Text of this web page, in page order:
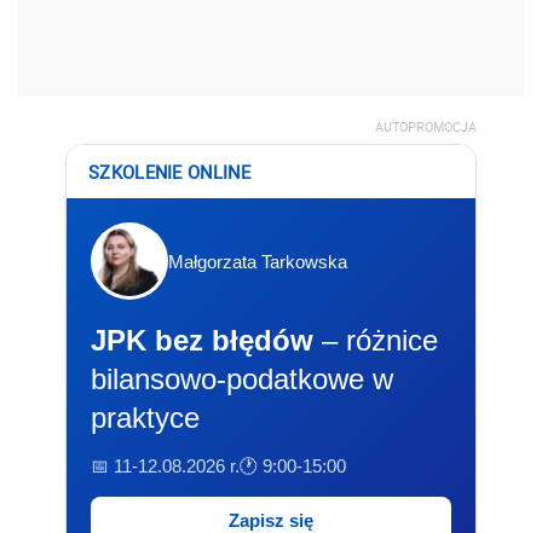
AUTOPROMOCJA
SZKOLENIE ONLINE
Małgorzata Tarkowska
JPK bez błędów – różnice
bilansowo-podatkowe w
praktyce
📅 11-12.08.2026 r.🕐 9:00-15:00
Zapisz się